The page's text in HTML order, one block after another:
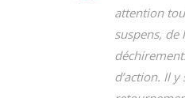
attention
suspens, de
d’action. Il